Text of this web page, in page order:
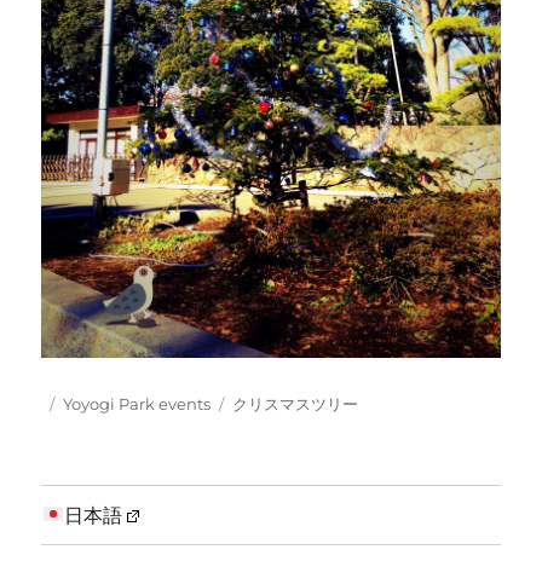
Posted
Categories
Yoyogi Park events Tags
クリスマスツリー
日本語